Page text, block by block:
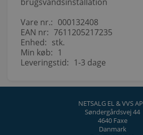
Vare nr.: 000132408
EAN nr: 7611205217235
Enhed: stk.
Min køb: 1
Leveringstid: 1-3 dage
NETSALG EL & VVS
Søndergårdsvej 44
4640 Faxe
Danmark